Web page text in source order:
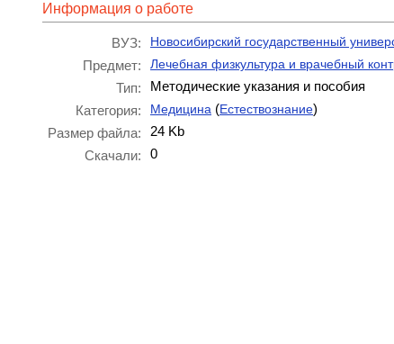
Информация о работе
ВУЗ: Новосибирский государственный
Предмет: Лечебная физкультура и врачебный
Тип:
Методические указания и пособия
Категория:
Медицина (Естествознание)
Размер файла:
24 Kb
Скачали:
0